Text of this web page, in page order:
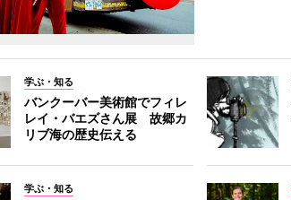
学ぶ・知る
バンクーバー美術館でフィレ
レイ・バエズさん展 故郷カ
リブ海の歴史伝える
学ぶ・知る